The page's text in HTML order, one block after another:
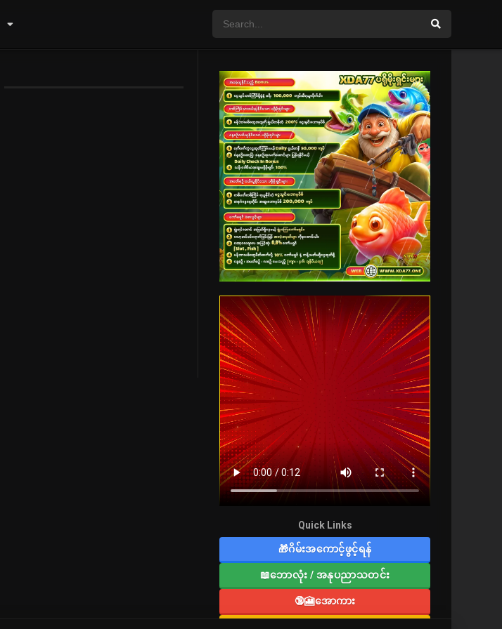
Quick Links
🎁ဂိမ်းအကောင့်ဖွင့်ရန်
📖ဘောလုံး / အနုပညာသတင်း
🔞🎦အောကား